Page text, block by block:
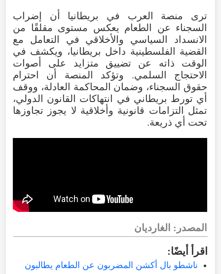
ترى منصة العرب في بريطانيا أن إضراب
السجناء عن الطعام يعكس مستوى مقلقًا من
الانسداد السياسي والأخلاقي في التعامل مع
القضية الفلسطينية داخل بريطانيا، ويكشف في
الوقت ذاته عن تضييق متزايد على أصوات
الاحتجاج السلمي. وتؤكد المنصة أن احترام
حقوق السجناء، وضمان المحاكمة العادلة، ووقف
أي تورط بريطاني في انتهاكات القانون الدولي،
تمثل التزامات قانونية وأخلاقية لا يجوز تجاوزها
تحت أي ذريعة.
المصدر: الغارديان
اقرأ أيضًا:
ناشطو بال أكشن المضربون عن الطعام يطالبون